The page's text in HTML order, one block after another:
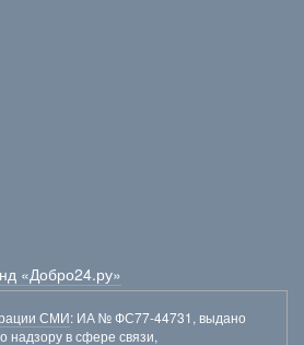
«Добро24.ру»
СМИ: ИА № ФС77-44731, выдано
надзору в сфере связи,